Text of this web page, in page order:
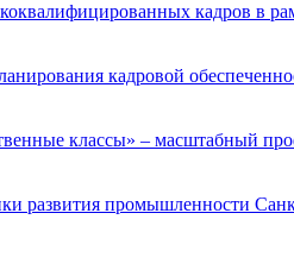
кадров в
кадровой
классы» – масштабный
развития промышленности